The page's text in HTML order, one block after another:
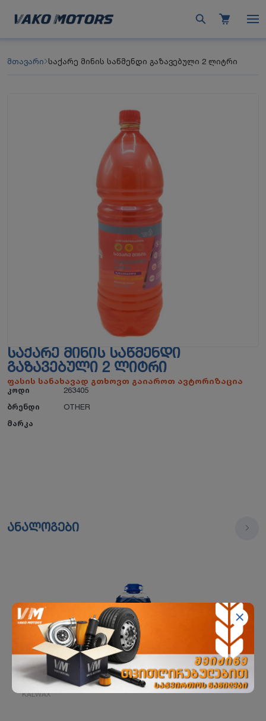
მთავარი საქარე მინის საწმენდი გაზავებული 2 ლიტრი
ᲡᲐᲥᲐᲠᲔ ᲛᲘᲜᲘᲡ ᲡᲐᲬᲛᲔᲜᲓᲘ
ᲒᲐᲖᲐᲕᲔᲑᲣᲚᲘ 2 ᲚᲘᲢᲠᲘ
ფასის სანახავად გთხოვთ გაიაროთ ავტორიზაცია
კოდი
263405
ბრენდი
OTHER
მარკა
ანალოგები
KALWAX (-40) მინის საწმ. კონც.ზამთ. 5L
KALWAX